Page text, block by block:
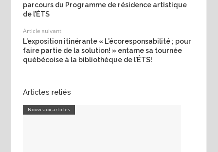
parcours du Programme de résidence artistique
de l’ÉTS
Article suivant
L’exposition itinérante « L’écoresponsabilité ; pour
faire partie de la solution! » entame sa tournée
québécoise à la bibliothèque de l’ÉTS!
Articles reliés
Nouveaux articles